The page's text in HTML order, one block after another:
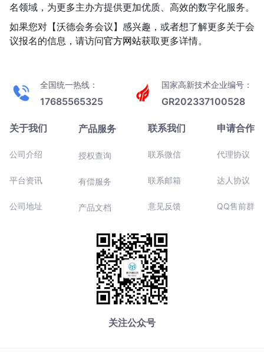
名领域，为更多主办方提供更加优质、高效的数字化服务。
如果您对【沃德会务会议】感兴趣，或者想了解更多关于会
议报名的信息，请访问官方网站获取更多详情。
全国统一热线：
17685565325
国家高新技术企业编号：
GR202337100528
关于我们
公司介绍
平台资讯
公司地址
产品服务
授权查询
有偿服务
产品文档
联系我们
联系微信
联系邮箱
意见反馈
申请合作
代理协议
达人协议
QQ售前群
关注公众号